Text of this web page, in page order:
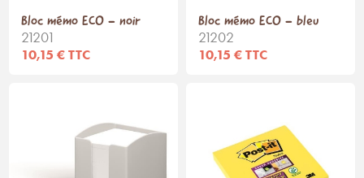
Bloc mémo ECO - noir
21201
10,15 € TTC
Bloc mémo ECO - bleu
21202
10,15 € TTC